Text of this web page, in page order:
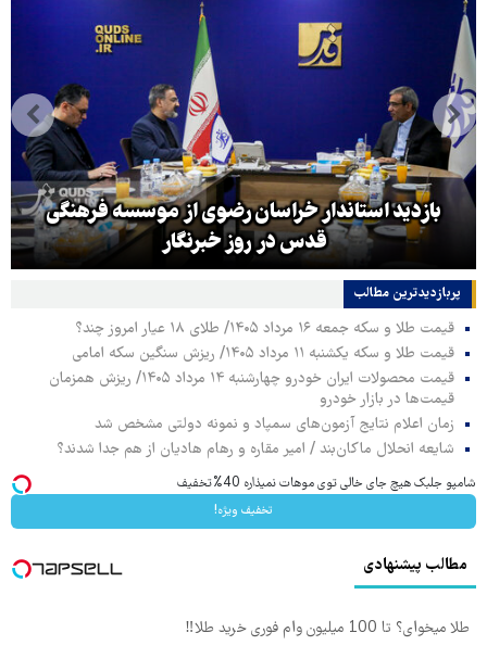
بازدید استاندار خراسان رضوی از موسسه فرهنگی
قدس در روز خبرنگار
پربازدیدترین‌ مطالب
قیمت طلا و سکه جمعه ۱۶ مرداد ۱۴۰۵/ طلای ۱۸ عیار امروز چند؟
قیمت طلا و سکه یکشنبه ۱۱ مرداد ۱۴۰۵/ ریزش سنگین سکه امامی
قیمت محصولات ایران خودرو چهارشنبه ۱۴ مرداد ۱۴۰۵/ ریزش همزمان
قیمت‌ها در بازار خودرو
زمان اعلام نتایج آزمون‌های سمپاد و نمونه دولتی مشخص شد
شایعه انحلال ماکان‌بند / امیر مقاره و رهام هادیان از هم جدا شدند؟
شامپو جلبک هیچ جای خالی توی موهات نمیذاره 40%تخفیف
تخفیف ویژه!
مطالب پیشنهادی
طلا میخوای؟ تا 100 میلیون وام فوری خرید طلا‼️